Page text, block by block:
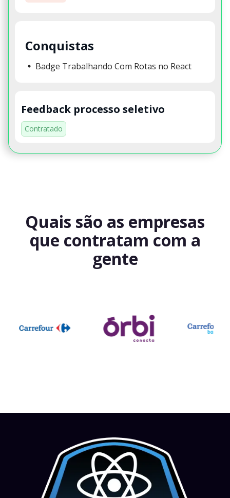
Conquistas
Badge Trabalhando Com Rotas no React
Feedback processo seletivo
Contratado
Quais são as empresas
que contratam com a
gente